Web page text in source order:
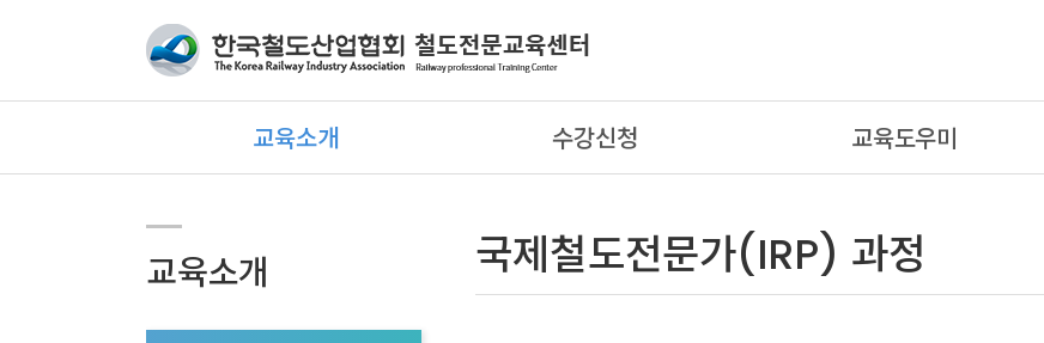
교육소개 수강신청 교육도우미
교육소개 국제철도전문가(IRP) 과정